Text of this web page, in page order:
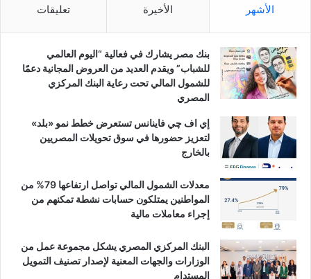
الأشهر الأخيرة تعليقات
بنك مصر يشارك في فعالية “اليوم العالمي
للشباب” ويقدم العديد من العروض المجانية دعمًا
للشمول المالي تحت رعاية البنك المركزي
المصري
إي اف چي فاينانس تستعرض خطط نمو «بلد»
لتعزيز حضورها في سوق تحويلات المصريين
بالخارج
معدلات الشمول المالي تواصل ارتفاعها 79% من
المواطنين يمتلكون حسابات نشطة تمكنهم من
إجراء معاملات مالية
البنك المركزي المصري يشكل مجموعة عمل من
الوزارات والجهات المعنية لإصدار تصنيف التمويل
المستدام